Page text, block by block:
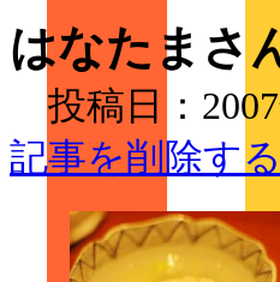
はなたまさ
投稿日：
記事を削除する